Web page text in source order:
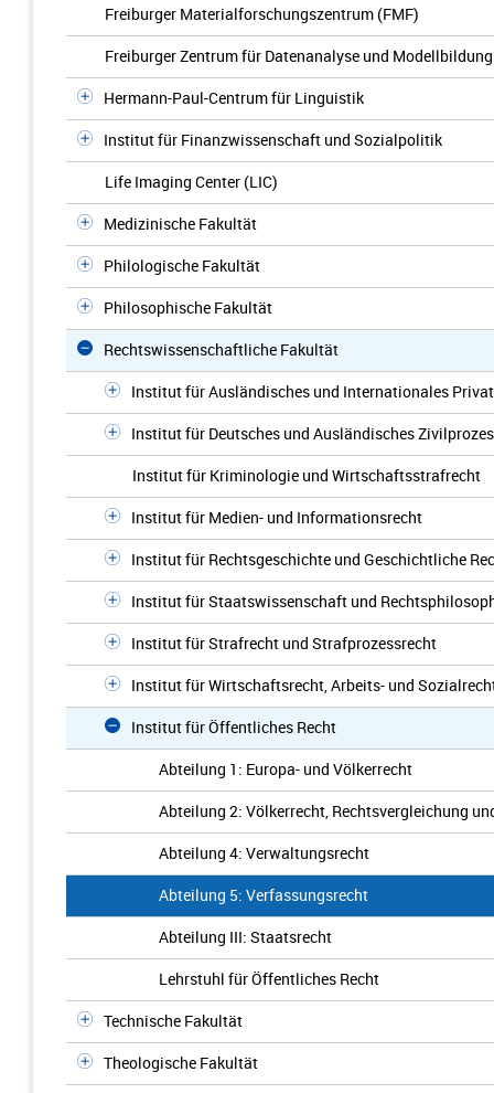
Freiburger Materialforschungszentrum (FMF)
Freiburger Zentrum für Datenanalyse und
Hermann-Paul-Centrum für Linguistik
Institut für Finanzwissenschaft und Sozialpolitik
Life Imaging Center (LIC)
Medizinische Fakultät
Philologische Fakultät
Philosophische Fakultät
Rechtswissenschaftliche Fakultät
Institut für Ausländisches und Internationales
Institut für Deutsches und Ausländisches
Institut für Kriminologie und Wirtschaftsstrafrecht
Institut für Medien- und Informationsrecht
Institut für Rechtsgeschichte und Geschichtliche
Institut für Staatswissenschaft und
Institut für Strafrecht und Strafprozessrecht
Institut für Wirtschaftsrecht, Arbeits- und
Institut für Öffentliches Recht
Abteilung 1: Europa- und Völkerrecht
Abteilung 2: Völkerrecht, Rechtsvergleichung
Abteilung 4: Verwaltungsrecht
Abteilung 5: Verfassungsrecht
Abteilung III: Staatsrecht
Lehrstuhl für Öffentliches Recht
Technische Fakultät
Theologische Fakultät